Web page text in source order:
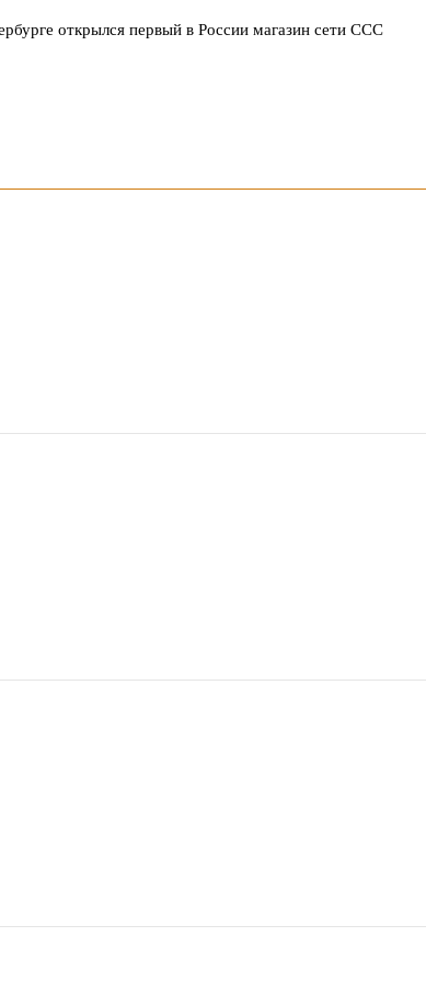
открылся первый в России магазин сети ССС
продвижения локальных
для продажи продукции локальных дизайнерских
маркетинговую…
практически не увеличился
изменилось, зафиксировав незначительный рост
вестнике «Всемирный ежегодник обуви